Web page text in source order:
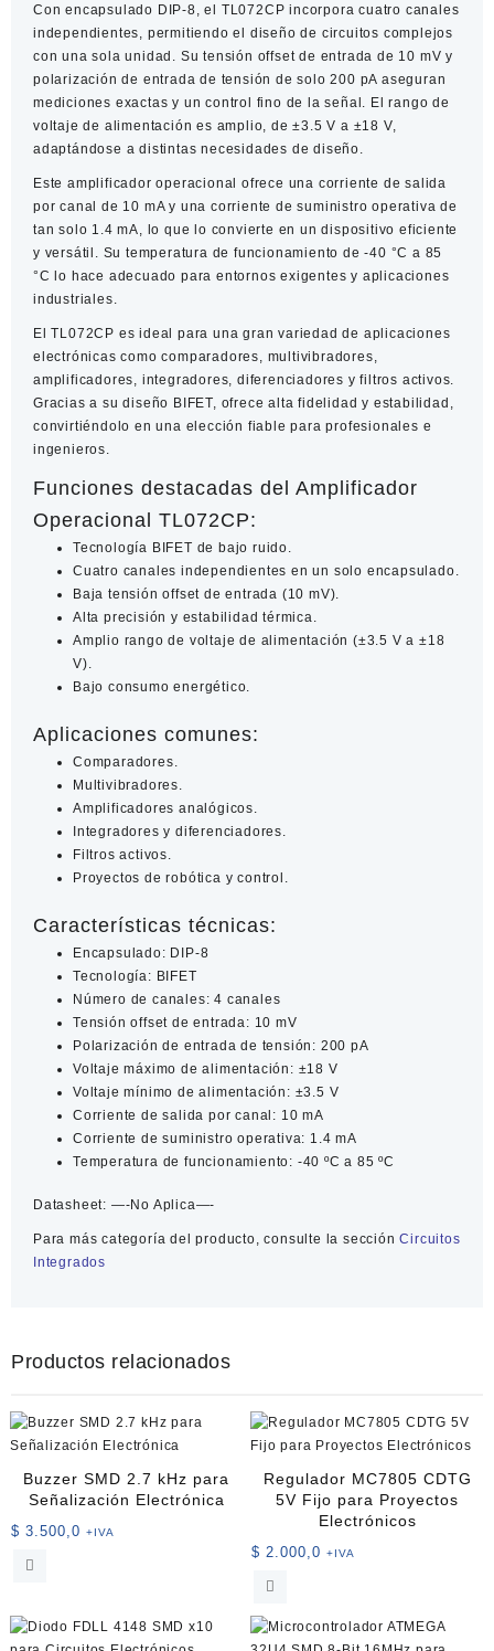
Con encapsulado DIP-8, el TL072CP incorpora cuatro canales
independientes, permitiendo el diseño de circuitos complejos
con una sola unidad. Su tensión offset de entrada de 10 mV y
polarización de entrada de tensión de solo 200 pA aseguran
mediciones exactas y un control fino de la señal. El rango de
voltaje de alimentación es amplio, de ±3.5 V a ±18 V,
adaptándose a distintas necesidades de diseño.
Este amplificador operacional ofrece una corriente de salida
por canal de 10 mA y una corriente de suministro operativa de
tan solo 1.4 mA, lo que lo convierte en un dispositivo eficiente
y versátil. Su temperatura de funcionamiento de -40 °C a 85
°C lo hace adecuado para entornos exigentes y aplicaciones
industriales.
El TL072CP es ideal para una gran variedad de aplicaciones
electrónicas como comparadores, multivibradores,
amplificadores, integradores, diferenciadores y filtros activos.
Gracias a su diseño BIFET, ofrece alta fidelidad y estabilidad,
convirtiéndolo en una elección fiable para profesionales e
ingenieros.
Funciones destacadas del Amplificador
Operacional TL072CP:
Tecnología BIFET de bajo ruido.
Cuatro canales independientes en un solo encapsulado.
Baja tensión offset de entrada (10 mV).
Alta precisión y estabilidad térmica.
Amplio rango de voltaje de alimentación (±3.5 V a ±18
V).
Bajo consumo energético.
Aplicaciones comunes:
Comparadores.
Multivibradores.
Amplificadores analógicos.
Integradores y diferenciadores.
Filtros activos.
Proyectos de robótica y control.
Características técnicas:
Encapsulado: DIP-8
Tecnología: BIFET
Número de canales: 4 canales
Tensión offset de entrada: 10 mV
Polarización de entrada de tensión: 200 pA
Voltaje máximo de alimentación: ±18 V
Voltaje mínimo de alimentación: ±3.5 V
Corriente de salida por canal: 10 mA
Corriente de suministro operativa: 1.4 mA
Temperatura de funcionamiento: -40 ºC a 85 ºC
Datasheet: —-No Aplica—-
Para más categoría del producto, consulte la secciónCircuitos
Integrados
Productos relacionados
Buzzer SMD 2.7 kHz para
Señalización Electrónica
$ 3.500,0 +IVA
Regulador MC7805 CDTG
5V Fijo para Proyectos
Electrónicos
$ 2.000,0 +IVA